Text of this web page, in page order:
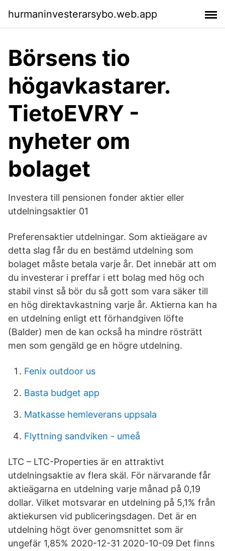
hurmaninvesterarsybo.web.app
Börsens tio
högavkastarer.
TietoEVRY -
nyheter om
bolaget
Investera till pensionen fonder aktier eller
utdelningsaktier 01
Preferensaktier utdelningar. Som aktieägare av
detta slag får du en bestämd utdelning som
bolaget måste betala varje år. Det innebär att om
du investerar i preffar i ett bolag med hög och
stabil vinst så bör du så gott som vara säker till
en hög direktavkastning varje år. Aktierna kan ha
en utdelning enligt ett förhandgiven löfte
(Balder) men de kan också ha mindre rösträtt
men som gengäld ge en högre utdelning.
Fenix outdoor us
Basta budget app
Matkasse hemleverans uppsala
Flyttning sandviken - umeå
LTC – LTC-Properties är en attraktivt
utdelningsaktie av flera skäl. För närvarande får
aktieägarna en utdelning varje månad på 0,19
dollar. Vilket motsvarar en utdelning på 5,1% från
aktiekursen vid publiceringsdagen. Det är en
utdelning högt över genomsnittet som är
ungefär 1,85% 2020-12-31 2020-10-09 Det finns